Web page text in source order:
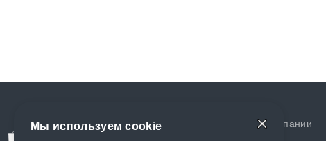
Доставка и оплата О компании
Мы используем cookie